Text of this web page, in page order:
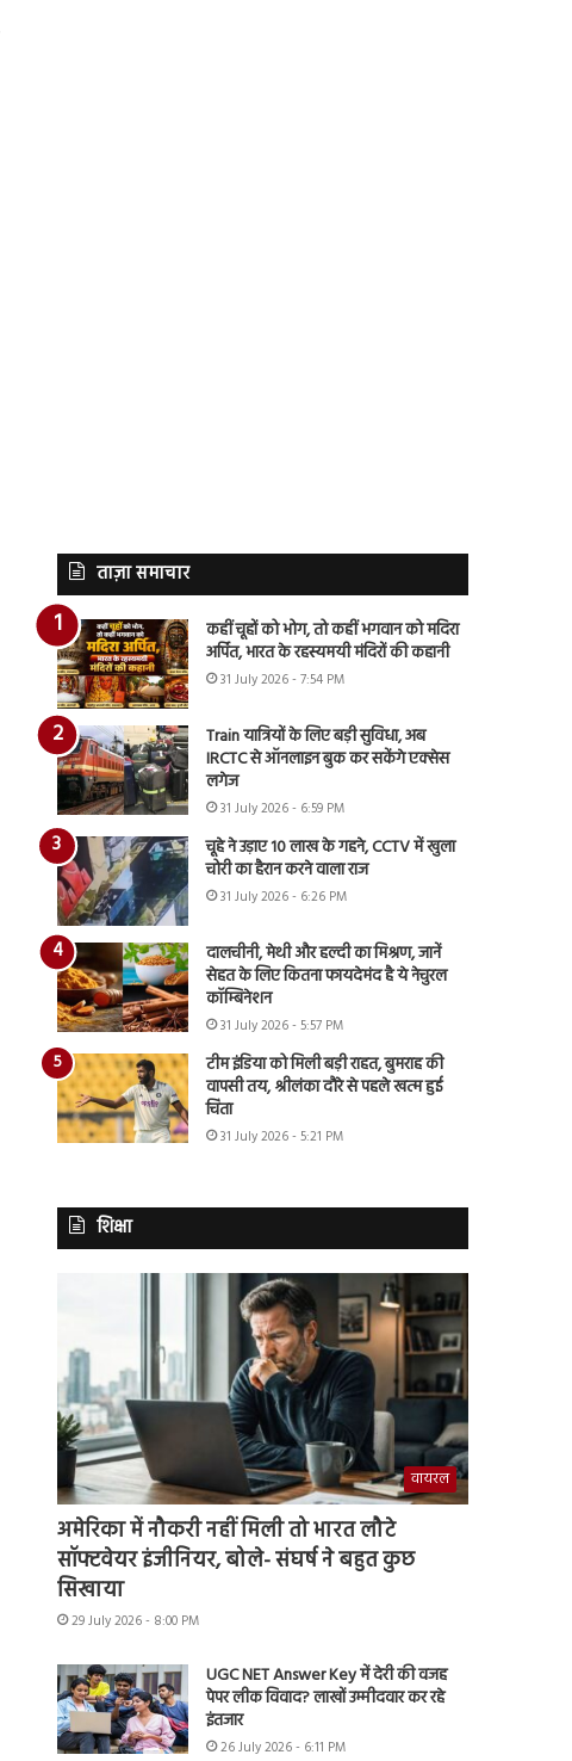
ताज़ा समाचार
कहीं चूहों को भोग, तो कहीं भगवान को मदिरा
अर्पित, भारत के रहस्यमयी मंदिरों की कहानी
31 July 2026 - 7:54 PM
Train यात्रियों के लिए बड़ी सुविधा, अब
IRCTC से ऑनलाइन बुक कर सकेंगे एक्सेस
लगेज
31 July 2026 - 6:59 PM
चूहे ने उड़ाए 10 लाख के गहने, CCTV में खुला
चोरी का हैरान करने वाला राज
31 July 2026 - 6:26 PM
दालचीनी, मेथी और हल्दी का मिश्रण, जानें
सेहत के लिए कितना फायदेमंद है ये नेचुरल
कॉम्बिनेशन
31 July 2026 - 5:57 PM
टीम इंडिया को मिली बड़ी राहत, बुमराह की
वापसी तय, श्रीलंका दौरे से पहले खत्म हुई
चिंता
31 July 2026 - 5:21 PM
शिक्षा
वायरल
अमेरिका में नौकरी नहीं मिली तो भारत लौटे
सॉफ्टवेयर इंजीनियर, बोले- संघर्ष ने बहुत कुछ
सिखाया
29 July 2026 - 8:00 PM
UGC NET Answer Key में देरी की वजह
पेपर लीक विवाद? लाखों उम्मीदवार कर रहे
इंतजार
26 July 2026 - 6:11 PM